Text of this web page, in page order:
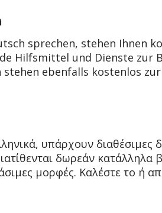
sprechen, stehen Ihnen
Hilfsmittel und Dienste zur
ebenfalls kostenlos
υπάρχουν διαθέσιμες
δωρεάν κατάλληλα
μορφές. Καλέστε το ή